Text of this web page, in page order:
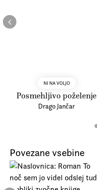
NI NA VOLJO
Posmehljivo poželenje
Drago Jančar
Povezane vsebine